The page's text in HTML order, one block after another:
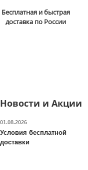
Груша-манекен
CenturyBOB BOX
Бесплатная и быстрая
доставка по России
Новости и Акции
01.08.2026
Условия бесплатной
доставки